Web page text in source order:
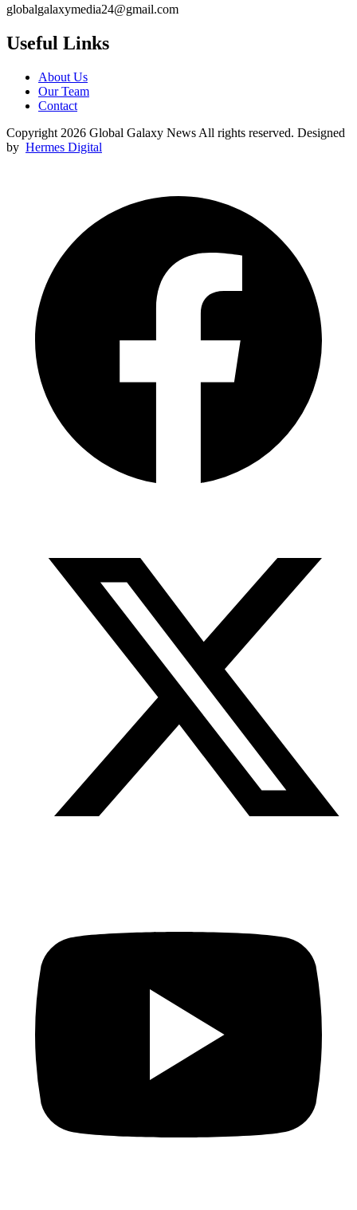
globalgalaxymedia24@gmail.com
Useful Links
About Us
Our Team
Contact
Copyright 2026 Global Galaxy News All rights reserved. Designed
by Hermes Digital